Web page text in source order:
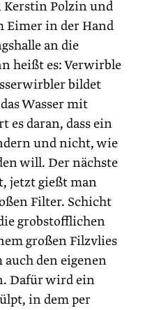
Kerstin Polzin und
Eimer in der Hand
an die
heißt es: Verwirble
bildet
Wasser mit
es daran, dass ein
und nicht, wie
will. Der nächste
jetzt gießt man
Filter. Schicht
grobstofflichen
großen Filzvlies
auch den eigenen
Dafür wird ein
in dem per